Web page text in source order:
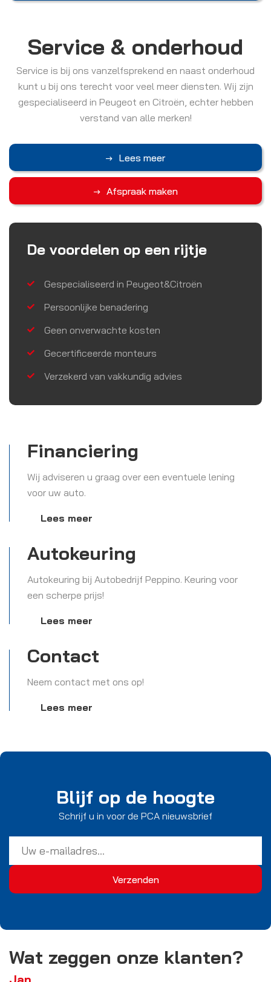
Service & onderhoud
Service is bij ons vanzelfsprekend en naast onderhoud
kunt u bij ons terecht voor veel meer diensten. Wij zijn
gespecialiseerd in Peugeot en Citroën, echter hebben
verstand van alle merken!
Lees meer
Afspraak maken
De voordelen op een rijtje
Gespecialiseerd in Peugeot&Citroën
Persoonlijke benadering
Geen onverwachte kosten
Gecertificeerde monteurs
Verzekerd van vakkundig advies
Financiering
Wij adviseren u graag over een eventuele lening
voor uw auto.
Lees meer
Autokeuring
Autokeuring bij Autobedrijf Peppino. Keuring voor
een scherpe prijs!
Lees meer
Contact
Neem contact met ons op!
Lees meer
Blijf op de hoogte
Schrijf u in voor de PCA nieuwsbrief
Wat zeggen onze klanten?